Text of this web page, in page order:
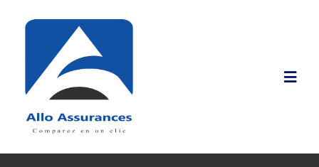
Accueil